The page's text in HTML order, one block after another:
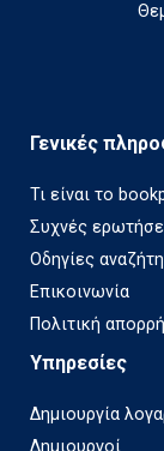
Γενικές
Τι είναι το
Συχνές
Οδηγίες
Επικοινωνία
Πολιτική
Υπηρεσίες
Δημιουργία